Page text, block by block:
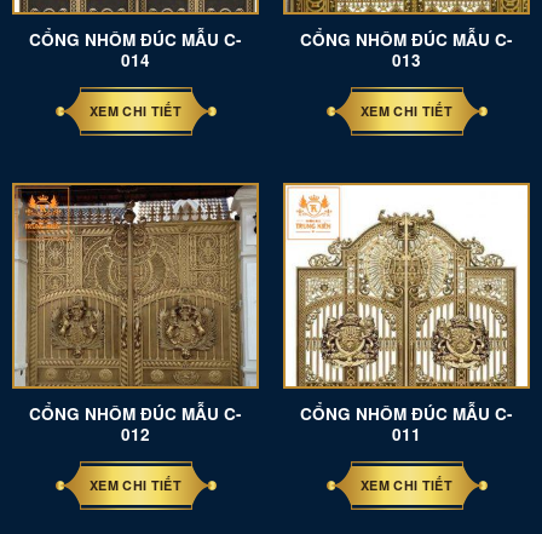
CỔNG NHÔM ĐÚC MẪU C-
014
XEM CHI TIẾT
CỔNG NHÔM ĐÚC MẪU C-
013
XEM CHI TIẾT
CỔNG NHÔM ĐÚC MẪU C-
012
XEM CHI TIẾT
CỔNG NHÔM ĐÚC MẪU C-
011
XEM CHI TIẾT